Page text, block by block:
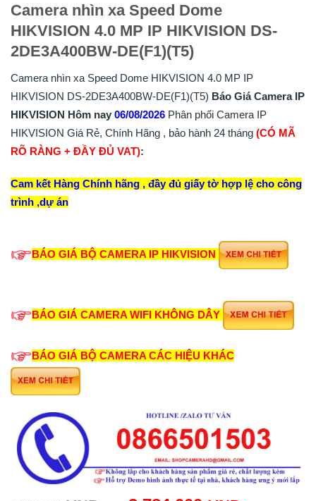
Camera nhìn xa Speed Dome
HIKVISION 4.0 MP IP HIKVISION DS-
2DE3A400BW-DE(F1)(T5)
Camera nhìn xa Speed Dome HIKVISION 4.0 MP IP
HIKVISION DS-2DE3A400BW-DE(F1)(T5) Báo Giá Camera IP
HIKVISION Hôm nay 06/08/2026 Phân phối Camera IP
HIKVISION Giá Rẻ, Chính Hãng , bảo hành 24 tháng (CÓ MÃ
RÕ RÀNG + ĐẦY ĐỦ VAT):
Cam kết Hàng Chính hãng , đầy đủ giấy tờ hợp lệ cho công
trình ,dự án
BÁO GIÁ BỘ CAMERA IP HIKVISION
BÁO GIÁ CAMERA WIFI KHÔNG DÂY
BÁO GIÁ BỘ CAMERA CÁC HIỆU KHÁC